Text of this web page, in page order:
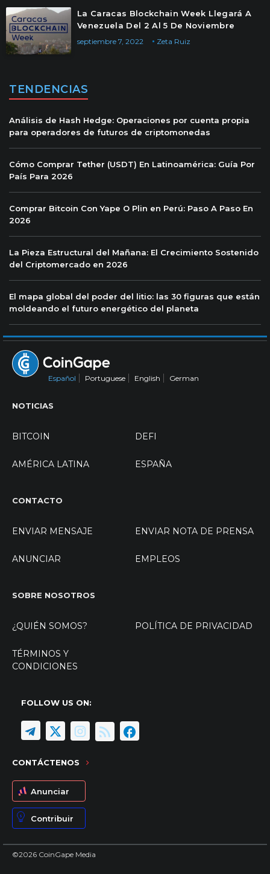
La Caracas Blockchain Week Llegará A
Venezuela Del 2 Al 5 De Noviembre
Zeta Ruiz
septiembre 7, 2022
TENDENCIAS
Análisis de Hash Hedge: Operaciones por cuenta propia
para operadores de futuros de criptomonedas
Cómo Comprar Tether (USDT) En Latinoamérica: Guía Por
País Para 2026
Comprar Bitcoin Con Yape O Plin en Perú: Paso A Paso En
2026
La Pieza Estructural del Mañana: El Crecimiento Sostenido
del Criptomercado en 2026
El mapa global del poder del litio: las 30 figuras que están
moldeando el futuro energético del planeta
Español Portuguese English German
NOTICIAS
BITCOIN DEFI
AMÉRICA LATINA ESPAÑA
CONTACTO
ENVIAR MENSAJE ENVIAR NOTA DE PRENSA
ANUNCIAR EMPLEOS
SOBRE NOSOTROS
¿QUIÉN SOMOS? POLÍTICA DE PRIVACIDAD
TÉRMINOS Y
CONDICIONES
FOLLOW US ON:
CONTÁCTENOS
Anunciar
Contribuir
©2026 CoinGape Media